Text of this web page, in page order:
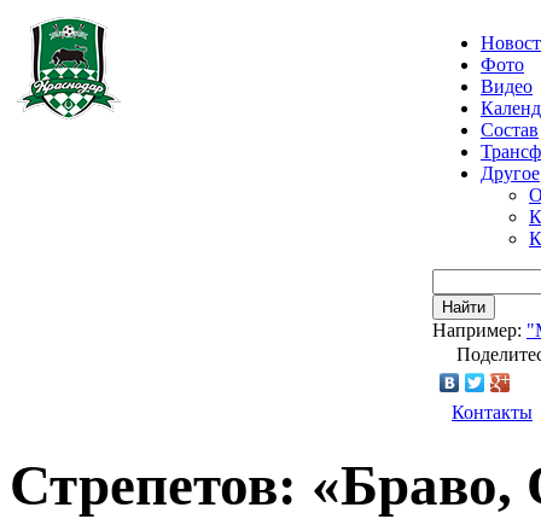
Фото
Видео
Состав
Другое
Найти
Например:
Контакты
Стрепетов: